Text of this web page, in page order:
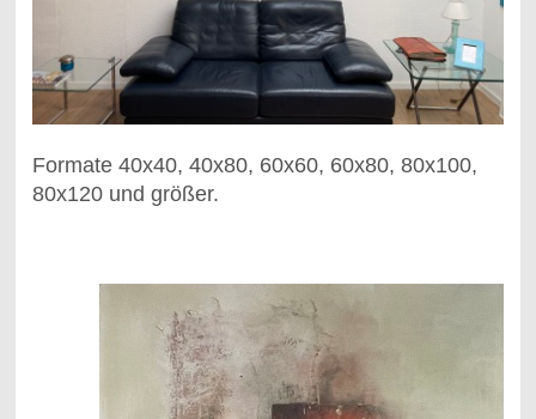
Formate 40x40, 40x80, 60x60, 60x80, 80x100,
80x120 und größer.